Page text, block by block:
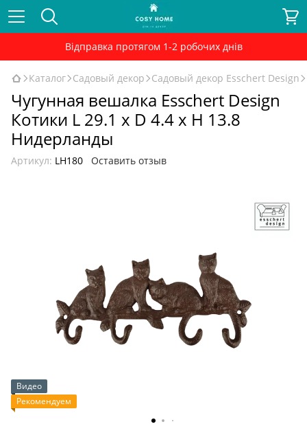
Відправка протягом 1-2 робочих днів
Каталог Садовый декор Садовый декор Esschert Design
Чугунная вешалка Esschert Design
Котики L 29.1 x D 4.4 x H 13.8
Нидерланды
Артикул: LH180 Оставить отзыв
Видео
Рекомендуем